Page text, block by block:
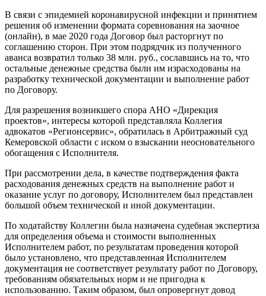
В связи с эпидемией коронавирусной инфекции и принятием
решения об изменении формата соревнования на заочное
(онлайн), в мае 2020 года Договор был расторгнут по
соглашению сторон. При этом подрядчик из полученного
аванса возвратил только 38 млн. руб., сославшись на то, что
остальные денежные средства были им израсходованы на
разработку технической документации и выполнение работ
по Договору.
Для разрешения возникшего спора АНО «Дирекция
проектов», интересы которой представляла Коллегия
адвокатов «Регионсервис», обратилась в Арбитражный суд
Кемеровской области с иском о взыскании неосновательного
обогащения с Исполнителя.
При рассмотрении дела, в качестве подтверждения факта
расходования денежных средств на выполнение работ и
оказание услуг по договору, Исполнителем был представлен
большой объем технической и иной документации.
По ходатайству Коллегии была назначена судебная экспертиза
для определения объема и стоимости выполненных
Исполнителем работ, по результатам проведения которой
было установлено, что представленная Исполнителем
документация не соответствует результату работ по Договору,
требованиям обязательных норм и не пригодна к
использованию. Таким образом, был опровергнут довод